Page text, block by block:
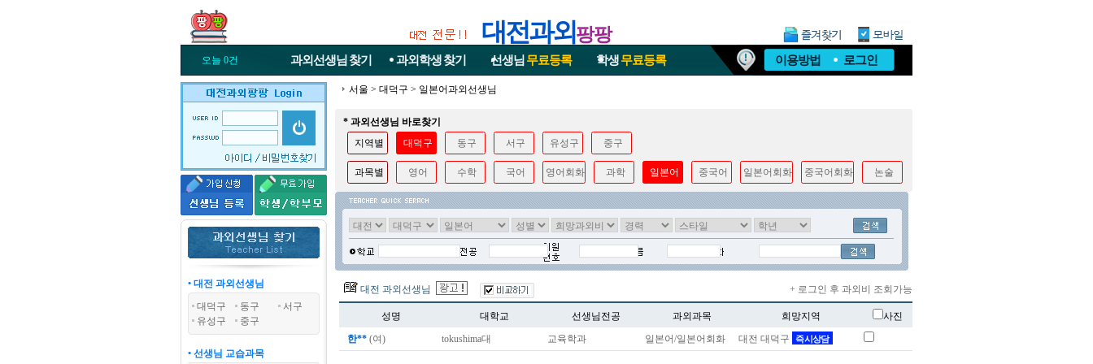
대전과외팡팡
오늘 0건 과외선생님 찾기 과외학생찾기 선생님 무료등록 학생무료등록 이용방법 로그인
• 대전 과외선생님
대덕구
동구
서구
유성구
중구
• 선생님 교습과목
서울 > 대덕구 > 일본어과외선생님
* 과외선생님 바로찾기
지역별
대덕구 동구 서구 유성구 중구
과목별 영어 수학 국어 영어회화 과학 일본어 중국어 일본어회화 중국어회화 논술
대전 과외선생님 + 로그인 후 과외비 조회가능
성명 대학교 선생님전공 과외과목 희망지역
사진
한** (여) tokushima대 교육학과 일본어/일본어회화 대전 대덕구 즉시상담